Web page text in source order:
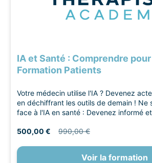
IA et Santé : Comprendre
Formation Patients
Votre médecin utilise l'IA ? Devenez
en déchiffrant les outils de demain ! Ne
face à l'IA en santé : Devenez informé
500,00 € 990,00 €
Voir la formation